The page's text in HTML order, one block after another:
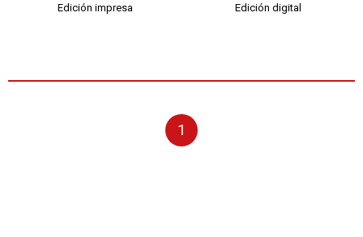
Edición impresa Edición digital
1